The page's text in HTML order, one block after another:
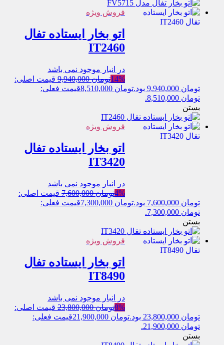
فروش ویژه
اتو بخار ایستاده تفال
IT2460
در انبار موجود نمی باشد
14%تومان9,940,000
قیمت اصلی:
تومان 9,940,000 بود.
تومان
قیمت فعلی:
تومان 8,510,000.
بستن
فروش ویژه
اتو بخار ایستاده تفال
IT3420
در انبار موجود نمی باشد
4%تومان7,600,000
قیمت اصلی:
تومان 7,600,000 بود.
تومان
قیمت فعلی:
تومان 7,300,000.
بستن
فروش ویژه
اتو بخار ایستاده تفال
IT8490
در انبار موجود نمی باشد
8%تومان23,800,000
قیمت اصلی:
تومان 23,800,000 بود.
تومان
قیمت فعلی:
تومان 21,900,000.
بستن